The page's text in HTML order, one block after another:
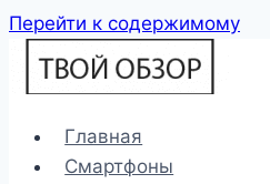
Перейти к содержимому
Главная
Смартфоны